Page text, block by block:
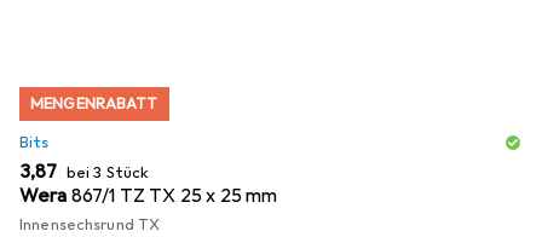
MENGENRABATT
Bits
EUR
3,87 bei 3 Stück
Wera 867/1 TZ TX 25 x 25 mm
Innensechsrund TX